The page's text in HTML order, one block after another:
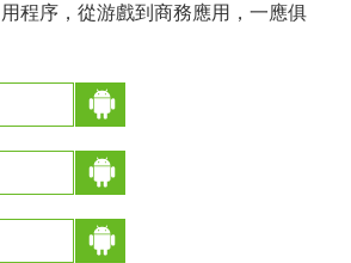
用程序，從游戲到商務應用，一應俱
點擊iPa